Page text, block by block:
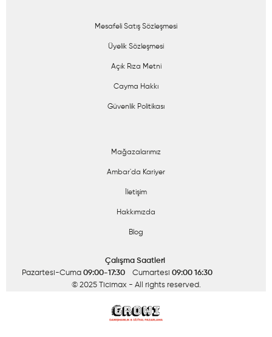
Mesafeli Satış Sözleşmesi
Üyelik Sözleşmesi
Açık Rıza Metni
Cayma Hakkı
Güvenlik Politikası
Mağazalarımız
Ambar'da Kariyer
İletişim
Hakkımızda
Blog
Çalışma Saatleri
Pazartesi-Cuma 09:00-17:30 Cumartesi 09:00 16:30
© 2025 Ticimax - All rights reserved.